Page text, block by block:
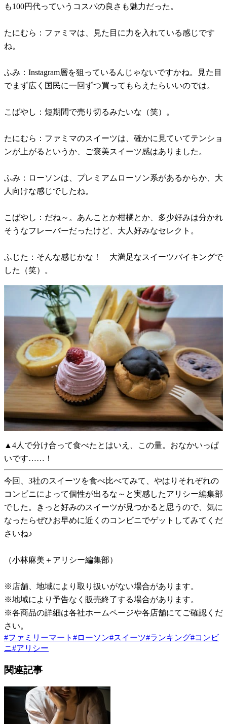
も100円代っていうコスパの良さも魅力だった。
たにむら：ファミマは、見た目に力を入れている感じです
ね。
ふみ：Instagram層を狙っているんじゃないですかね。見た目
でまず広く国民に一回ずつ買ってもらえたらいいのでは。
こばやし：短期間で売り切るみたいな（笑）。
たにむら：ファミマのスイーツは、確かに見ていてテンショ
ンが上がるというか、ご褒美スイーツ感はありました。
ふみ：ローソンは、プレミアムローソン系があるからか、大
人向けな感じでしたね。
こばやし：だね～。あんことか柑橘とか、多少好みは分かれ
そうなフレーバーだったけど、大人好みなセレクト。
ふじた：そんな感じかな！ 大満足なスイーツバイキングで
した（笑）。
▲4人で分け合って食べたとはいえ、この量。おなかいっぱ
いです……！
今回、3社のスイーツを食べ比べてみて、やはりそれぞれの
コンビニによって個性が出るな～と実感したアリシー編集部
でした。きっと好みのスイーツが見つかると思うので、気に
なったらぜひお早めに近くのコンビニでゲットしてみてくだ
さいね♪
（小林麻美＋アリシー編集部）
※店舗、地域により取り扱いがない場合があります。
※地域により予告なく販売終了する場合があります。
※各商品の詳細は各社ホームページや各店舗にてご確認くだ
さい。
#ファミリーマート #ローソン#スイーツ#ランキング#コンビ
ニ#アリシー
関連記事